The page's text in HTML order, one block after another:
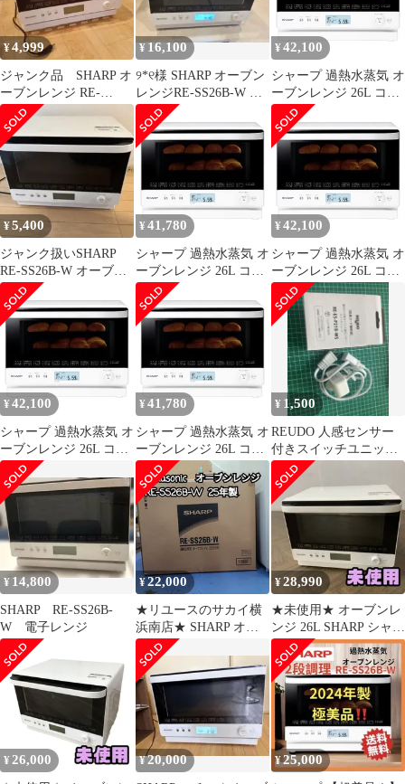
¥4,999
ジャンク品 SHARP オ
ーブンレンジ RE-
SS26B-W 本体
¥16,100
୨*୧様 SHARP オーブン
レンジRE-SS26B-W 過
熱水蒸気 26L
¥ 42,100
シャープ 過熱水蒸気 オ
ーブンレンジ 26L コン
ベクション 2段調理 ホ
ワイト RE-SS26B-W [2
段/26L/ホワイト]
¥5,400
ジャンク扱いSHARP
RE-SS26B-W オーブン
レンジ ホワイト
¥ 41,780
シャープ 過熱水蒸気 オ
ーブンレンジ 26L コン
ベクション 2段調理 ホ
ワイト RE-SS26B-W [2
段/26L/ホワイト]
¥ 42,100
シャープ 過熱水蒸気 オ
ーブンレンジ 26L コン
ベクション 2段調理 ホ
ワイト RE-SS26B-W [2
段/26L/ホワイト]
¥ 42,100
シャープ 過熱水蒸気 オ
ーブンレンジ 26L コン
ベクション 2段調理 ホ
ワイト RE-SS26B-W [2
段/26L/ホワイト]
¥ 41,780
シャープ 過熱水蒸気 オ
ーブンレンジ 26L コン
ベクション 2段調理 ホ
ワイト RE-SS26B-W [2
段/26L/ホワイト]
¥ 1,500
REUDO 人感センサー
付きスイッチユニット
RE-ES-P21B-WS
¥ 14,800
SHARP RE-SS26B-
W 電子レンジ
¥22,000
★リユースのサカイ横
浜南店★ SHARP オー
ブンレンジ RE-SS26B-
W 25年製 管理0718-03
¥28,990
★未使用★ オーブンレ
ンジ 26L SHARP シャー
プ RE-SS26B-W ホワイ
ト 2026年製
EUN236501相
¥ 26,000 ¥20,000 ¥25,000